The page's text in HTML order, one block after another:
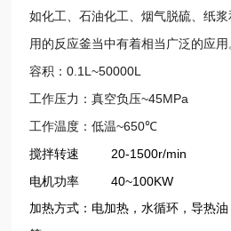
如化工、石油化工、烟气脱硫、纸
用的反应釜当中有着相当广泛的应用
容积：0.1L~50000L
工作压力：真空负压~45MPa
工作温度：低温~650℃
搅拌转速 20-1500r/min
电机功率 40~100KW
加热方式：电加热，水循环，导热